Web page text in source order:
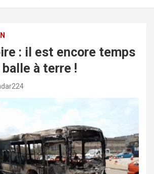
: il est encore temps
à terre !